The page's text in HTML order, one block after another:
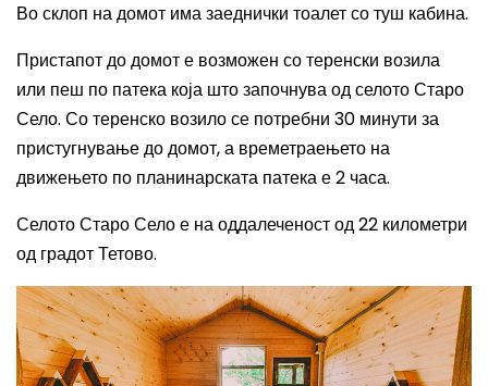
Во склоп на домот има заеднички тоалет со туш кабина.
Пристапот до домот е возможен со теренски возила
или пеш по патека која што започнува од селото Старо
Село. Со теренско возило се потребни 30 минути за
пристугнување до домот, а времетраењето на
движењето по планинарската патека е 2 часа.
Селото Старо Село е на оддалеченост од 22 километри
од градот Тетово.